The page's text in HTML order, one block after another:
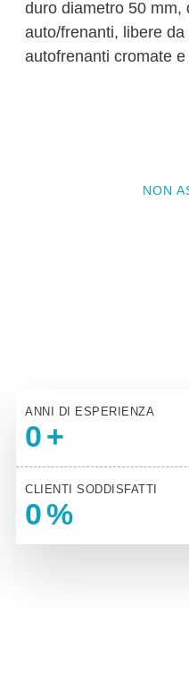
duro diametro 50 mm,
auto/frenanti, libere
autofrenanti cromate
NON
ANNI DI ESPERIENZA
0 +
CLIENTI SODDISFATTI
0%